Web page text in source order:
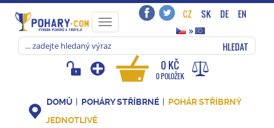
Toggle
navigation
CZ SK DE
EN
»
HLEDAT
0 KČ
0 POLOŽEK
DOMŮ POHÁRY STŘÍBRNÉ
POHÁR STŘÍBRNÝ
JEDNOTLIVĚ